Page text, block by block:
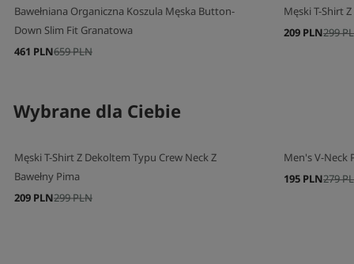
Bawełniana Organiczna Koszula Męska Button-
Down Slim Fit Granatowa
659 PLN
461 PLN
Męski T-Shirt
299
209 PLN
Wybrane dla Ciebie
Męski T-Shirt Z Dekoltem Typu Crew Neck Z
Bawełny Pima
299 PLN
209 PLN
Men's V-Neck
279
195 PLN